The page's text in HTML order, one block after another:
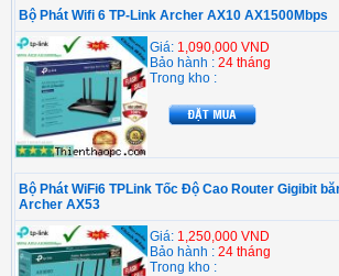
Bộ Phát Wifi 6 TP-Link Archer AX10 AX1500Mbps
Giá: 1,090,000 VND
Bảo hành : 24 tháng
Trong kho :
Bộ Phát WiFi6 TPLink Tốc Độ Cao Router Gigibit
Archer AX53
Giá: 1,250,000 VND
Bảo hành : 24 tháng
Trong kho :